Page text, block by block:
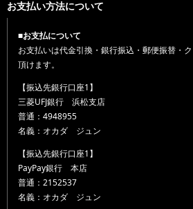
お支払い方法について
■お支払について
お支払いは代金引換・銀行振込・郵便振替・
頂けます。
【振込先銀行口座1】
三菱UFJ銀行 浜松支店
普通：4948955
名義：オカダ ジュン
【振込先銀行口座1】
PayPay銀行 本店
普通：2152537
名義：オカダ ジュン